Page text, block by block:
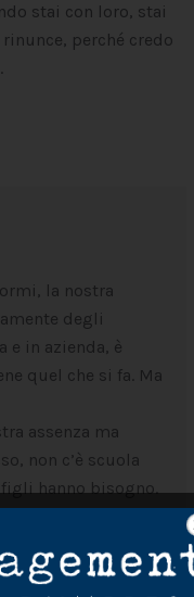
stai con loro, stai
perché credo
la nostra
degli
in azienda, è
quel che si fa. Ma
assenza ma
non c’è scuola
hanno bisogno.